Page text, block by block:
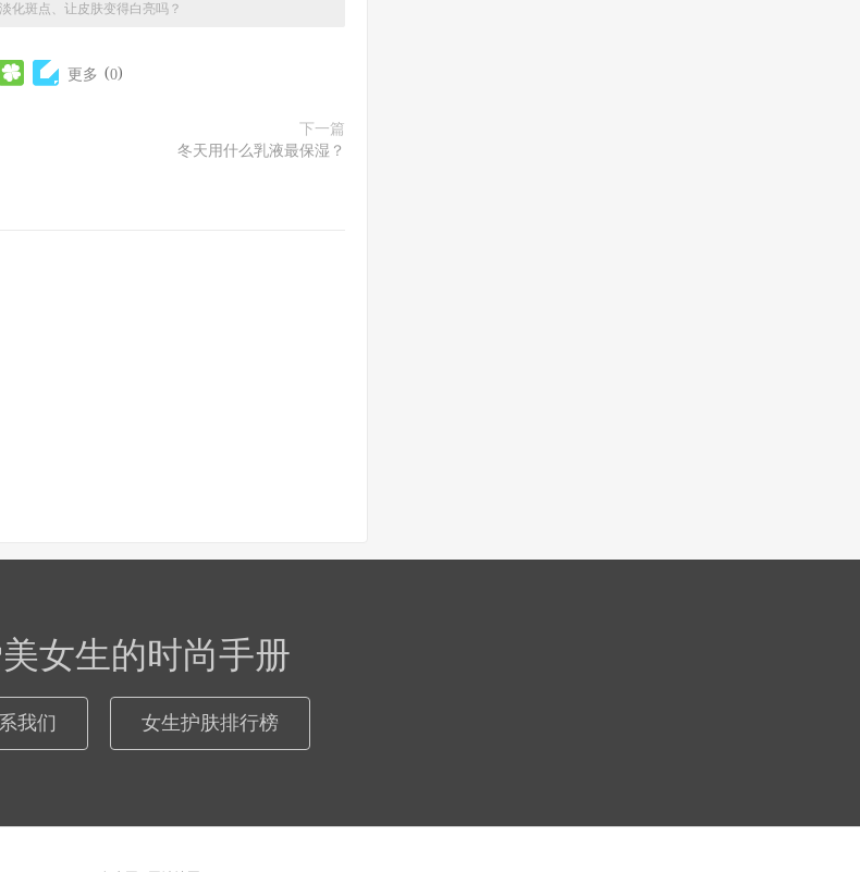
化斑点、让皮肤变得白亮吗？
更多 (0)
下一篇
冬天用什么乳液最保湿？
女生的时尚手册
我们 女生护肤排行榜